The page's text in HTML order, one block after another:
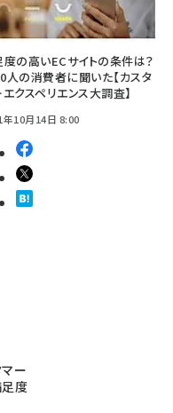
の高いECサイトの条件は？
人の消費者に聞いた【カスタ
クスペリエンス大調査】
年10月14日 8:00
ー
度